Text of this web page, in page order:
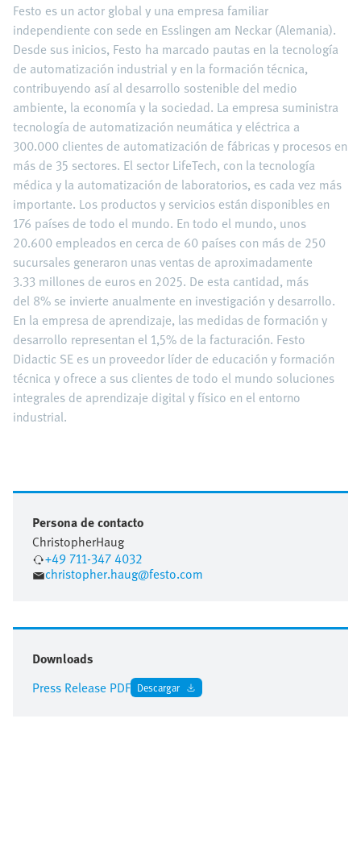
Festo es un actor global y una empresa familiar
independiente con sede en Esslingen am Neckar (Alemania).
Desde sus inicios, Festo ha marcado pautas en la tecnología
de automatización industrial y en la formación técnica,
contribuyendo así al desarrollo sostenible del medio
ambiente, la economía y la sociedad. La empresa suministra
tecnología de automatización neumática y eléctrica a
300.000 clientes de automatización de fábricas y procesos en
más de 35 sectores. El sector LifeTech, con la tecnología
médica y la automatización de laboratorios, es cada vez más
importante. Los productos y servicios están disponibles en
176 países de todo el mundo. En todo el mundo, unos
20.600 empleados en cerca de 60 países con más de 250
sucursales generaron unas ventas de aproximadamente
3.33 millones de euros en 2025. De esta cantidad, más
del 8% se invierte anualmente en investigación y desarrollo.
En la empresa de aprendizaje, las medidas de formación y
desarrollo representan el 1,5% de la facturación. Festo
Didactic SE es un proveedor líder de educación y formación
técnica y ofrece a sus clientes de todo el mundo soluciones
integrales de aprendizaje digital y físico en el entorno
industrial.
Persona de contacto
ChristopherHaug
+49 711-347 4032
christopher.haug@festo.com
Downloads
Press Release PDF Descargar